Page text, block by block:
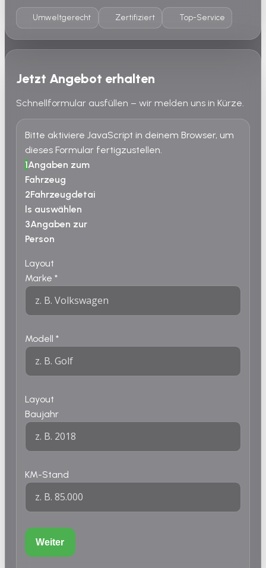
Umweltgerecht Zertifiziert Top-Service
Jetzt Angebot erhalten
Schnellformular ausfüllen – wir melden uns in Kürze.
Bitte aktiviere JavaScript in deinem Browser, um
dieses Formular fertigzustellen.
1Angaben zum
Fahrzeug
2Fahrzeugdetai
ls auswählen
3Angaben zur
Person
Layout
Marke *
Modell *
Layout
Baujahr
KM-Stand
Weiter